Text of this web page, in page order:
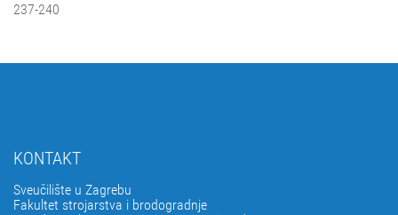
237-240
KONTAKT
Sveučilište u Zagrebu
Fakultet strojarstva i brodogradnje